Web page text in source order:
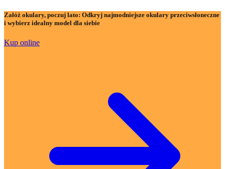
Załóż okulary, poczuj lato: Odkryj najmodniejsze okulary przeciwsłoneczne
i wybierz idealny model dla siebie
Kup online